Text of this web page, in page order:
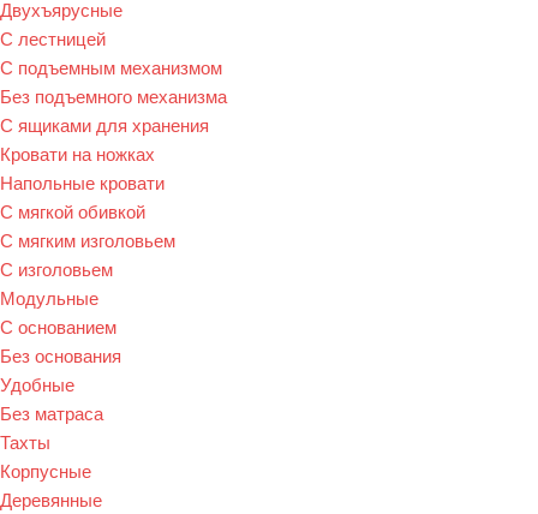
Двухъярусные
С лестницей
С подъемным механизмом
Без подъемного механизма
С ящиками для хранения
Кровати на ножках
Напольные кровати
С мягкой обивкой
С мягким изголовьем
С изголовьем
Модульные
С основанием
Без основания
Удобные
Без матраса
Тахты
Корпусные
Деревянные